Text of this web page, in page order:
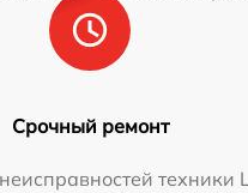
Срочный ремонт
техники